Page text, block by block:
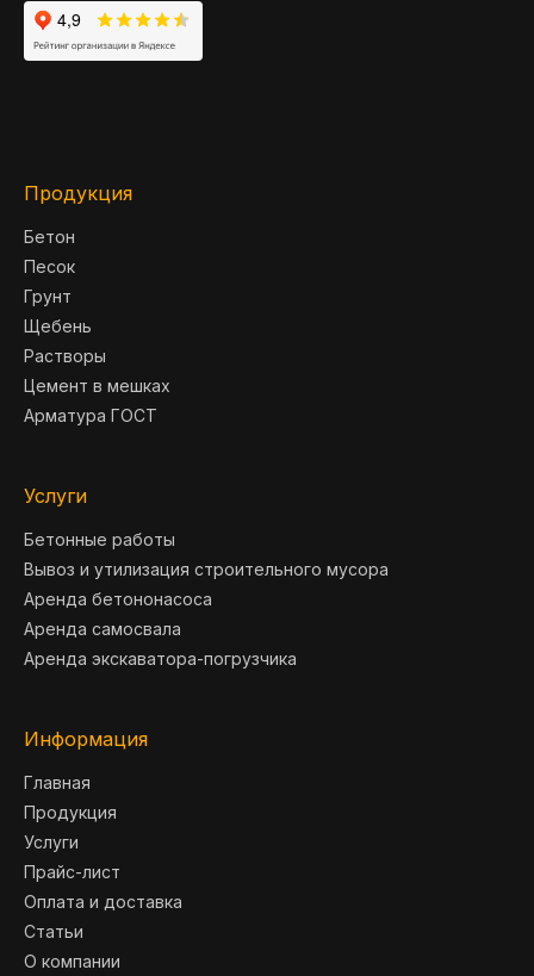
Продукция
Бетон
Песок
Грунт
Щебень
Растворы
Цемент в мешках
Арматура ГОСТ
Услуги
Бетонные работы
Вывоз и утилизация строительного мусора
Аренда бетононасоса
Аренда самосвала
Аренда экскаватора-погрузчика
Информация
Главная
Продукция
Услуги
Прайс-лист
Оплата и доставка
Статьи
О компании